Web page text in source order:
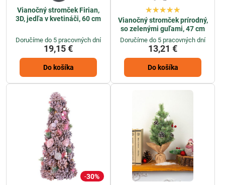
Vianočný stromček Firian,
3D, jedľa v kvetináči, 60 cm
Doručíme do 5 pracovných dní
19,15 €
Do košíka
Vianočný stromček prírodný,
so zelenými guľami, 47 cm
Doručíme do 5 pracovných dní
13,21 €
Do košíka
30%